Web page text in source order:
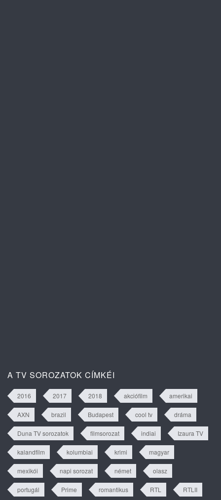
A TV SOROZATOK CÍMKÉI
2016 2017 2018 akciófilm amerikai
AXN brazil Budapest cool tv dráma
Duna TV sorozatok filmsorozat indiai Izaura TV
kalandfilm kolumbiai krimi magyar
mexikói napi sorozat német olasz
portugál Prime romantikus RTL RTLII